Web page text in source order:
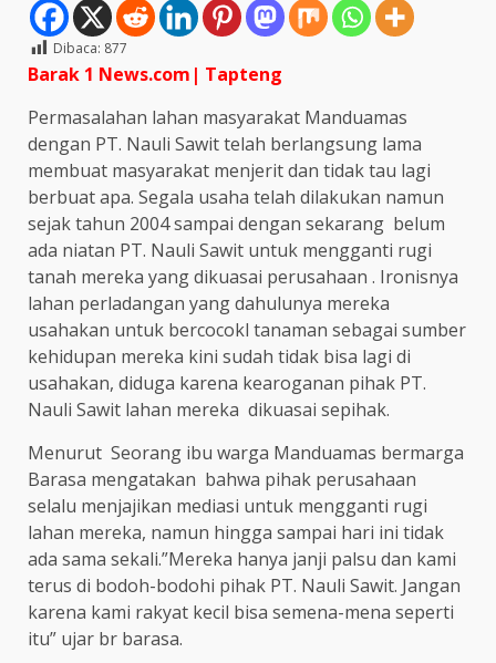
Dibaca: 877
Barak 1 News.com| Tapteng
Permasalahan lahan masyarakat Manduamas
dengan PT. Nauli Sawit telah berlangsung lama
membuat masyarakat menjerit dan tidak tau lagi
berbuat apa. Segala usaha telah dilakukan namun
sejak tahun 2004 sampai dengan sekarang belum
ada niatan PT. Nauli Sawit untuk mengganti rugi
tanah mereka yang dikuasai perusahaan . Ironisnya
lahan perladangan yang dahulunya mereka
usahakan untuk bercocokl tanaman sebagai sumber
kehidupan mereka kini sudah tidak bisa lagi di
usahakan, diduga karena kearoganan pihak PT.
Nauli Sawit lahan mereka dikuasai sepihak.
Menurut Seorang ibu warga Manduamas bermarga
Barasa mengatakan bahwa pihak perusahaan
selalu menjajikan mediasi untuk mengganti rugi
lahan mereka, namun hingga sampai hari ini tidak
ada sama sekali.”Mereka hanya janji palsu dan kami
terus di bodoh-bodohi pihak PT. Nauli Sawit. Jangan
karena kami rakyat kecil bisa semena-mena seperti
itu” ujar br barasa.